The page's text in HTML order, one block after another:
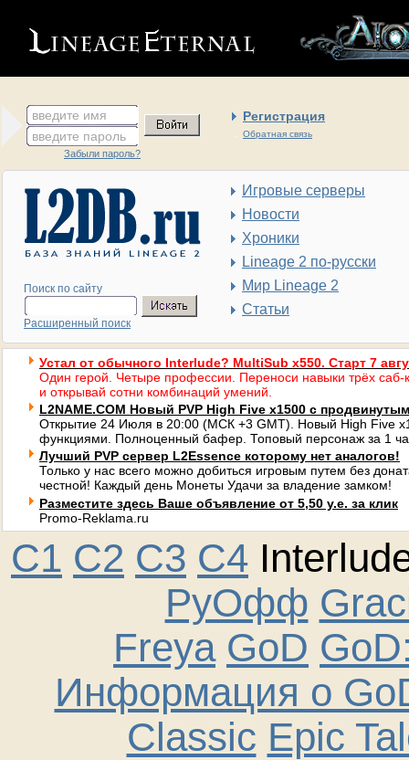
введите имя Регистрация
Обратная связь
введите пароль
Забыли пароль?
Поиск по сайту
Расширенный поиск
Игровые серверы
Новости
Хроники
Lineage 2 по-русски
Мир Lineage 2
Статьи
Устал от обычного Interlude? MultiSub x550. Старт 7
Один герой. Четыре профессии. Переноси навыки трёх саб-
и открывай сотни комбинаций умений.
L2NAME.COM Новый PVP High Five x1500 с
Открытие 24 Июля в 20:00 (МСК +3 GMT). Новый High Five
функциями. Полноценный бафер. Топовый персонаж за 1
Лучший PVP сервер L2Essence которому нет аналогов!
Только у нас всего можно добиться игровым путем без
честной! Каждый день Монеты Удачи за владение замком!
Разместите здесь Ваше объявление от 5,50 у.е. за клик
Promo-Reklama.ru
C1 C2 C3 C4
РуОфф
Freya GoD
Информация о
Classic Epic